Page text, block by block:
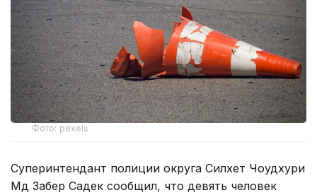
Фото: pexels
Суперинтендант полиции округа Силхет Чоудхури
Мд Забер Садек сообщил, что девять человек